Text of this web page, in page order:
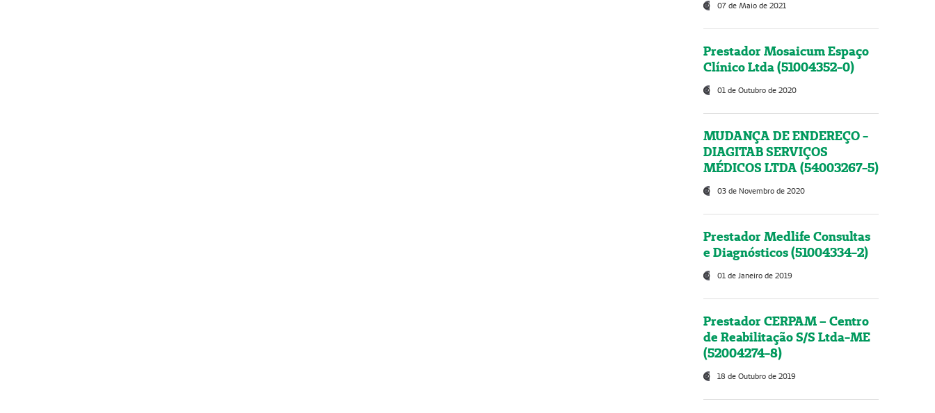
07 de Maio de 2021
Prestador Mosaicum Espaço
Clínico Ltda (51004352-0)
01 de Outubro de 2020
MUDANÇA DE ENDEREÇO -
DIAGITAB SERVIÇOS
MÉDICOS LTDA (54003267-5)
03 de Novembro de 2020
Prestador Medlife Consultas
e Diagnósticos (51004334-2)
01 de Janeiro de 2019
Prestador CERPAM – Centro
de Reabilitação S/S Ltda-ME
(52004274-8)
18 de Outubro de 2019